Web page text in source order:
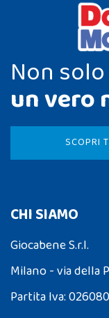
Non
un vero
SCOPRI
CHI SIAMO
Giocabene S.r.l.
Milano - via della
Partita Iva: